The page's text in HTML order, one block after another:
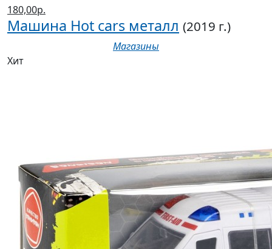
180,00р.
Машина Hot cars металл (2019 г.)
Магазины
Хит